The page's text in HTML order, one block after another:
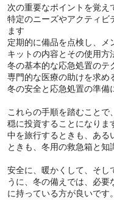
次の重要なポイントを覚え
特定のニーズやアクティビ
ます
定期的に備品を点検し、メ
キットの内容とその使用
冬の基本的な応急処置のテ
専門的な医療の助けを求め
冬の安全と応急処置の準備
これらの手順を踏むこと
穏に投資することになりま
中を旅行するときも、ある
ときも、冬用の救急箱と知
安全に、暖かくして、そし
うに、冬の備えでは、必
に持っている方が良いです。